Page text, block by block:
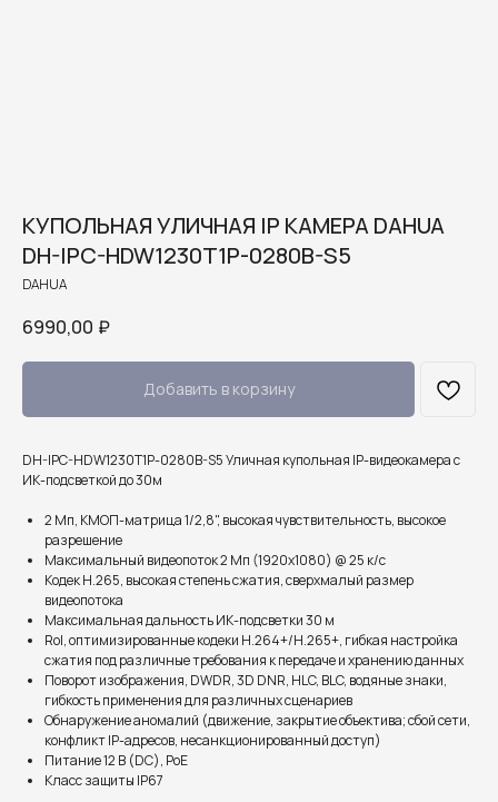
КУПОЛЬНАЯ УЛИЧНАЯ IP КАМЕРА DAHUA
DH-IPC-HDW1230T1P-0280B-S5
DAHUA
6990,00 ₽
Добавить в корзину
DH-IPC-HDW1230T1P-0280B-S5 Уличная купольная IP-видеокамера с
ИК-подсветкой до 30м
2 Мп, КМОП-матрица 1/2,8", высокая чувствительность, высокое
разрешение
Максимальный видеопоток 2 Мп (1920x1080) @ 25 к/с
Кодек H.265, высокая степень сжатия, сверхмалый размер
видеопотока
Максимальная дальность ИК-подсветки 30 м
RoI, оптимизированные кодеки H.264+/H.265+, гибкая настройка
сжатия под различные требования к передаче и хранению данных
Поворот изображения, DWDR, 3D DNR, HLC, BLC, водяные знаки,
гибкость применения для различных сценариев
Обнаружение аномалий (движение, закрытие объектива; сбой сети,
конфликт IP-адресов, несанкционированный доступ)
Питание 12 В (DC), PoE
Класс защиты IP67